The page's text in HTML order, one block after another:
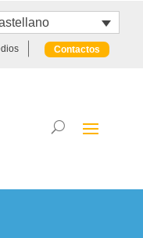
Contactos